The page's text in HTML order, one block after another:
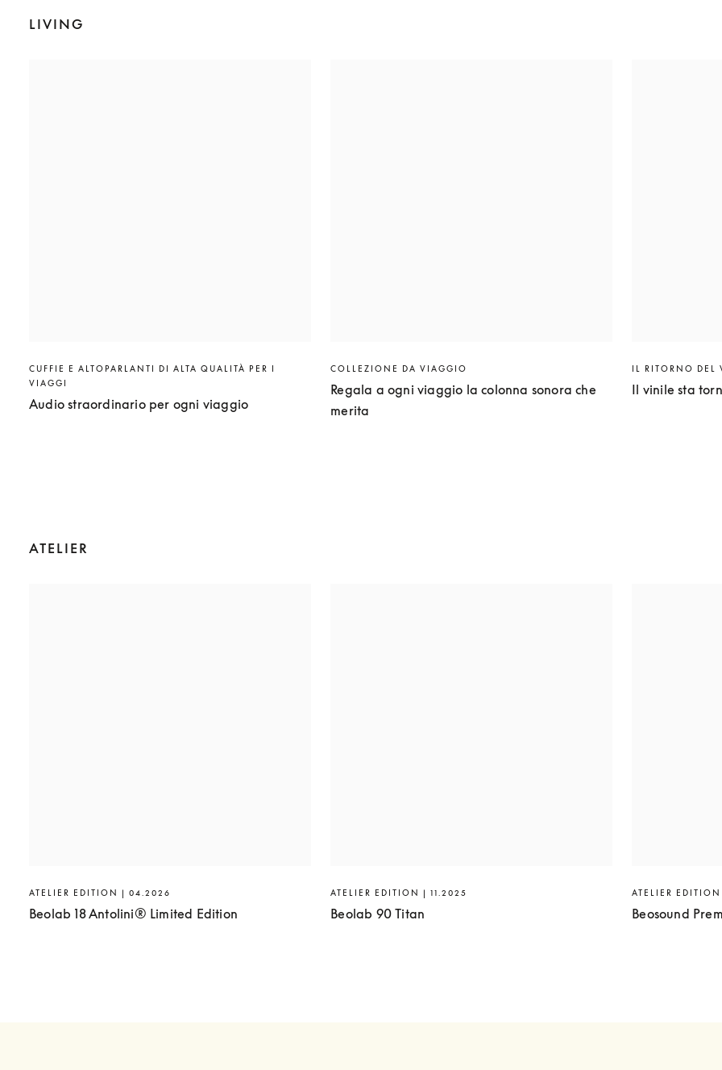
LIVING
CUFFIE E ALTOPARLANTI DI ALTA QUALITÀ PER I
VIAGGI
Audio straordinario per ogni viaggio
COLLEZIONE DA VIAGGIO
Regala a ogni viaggio la colonna sonora che
merita
IL RITORNO DEL
Il vinile sta
ATELIER
ATELIER EDITION | 04.2026
Beolab 18 Antolini® Limited Edition
ATELIER EDITION | 11.2025
Beolab 90 Titan
ATELIER
Beosound